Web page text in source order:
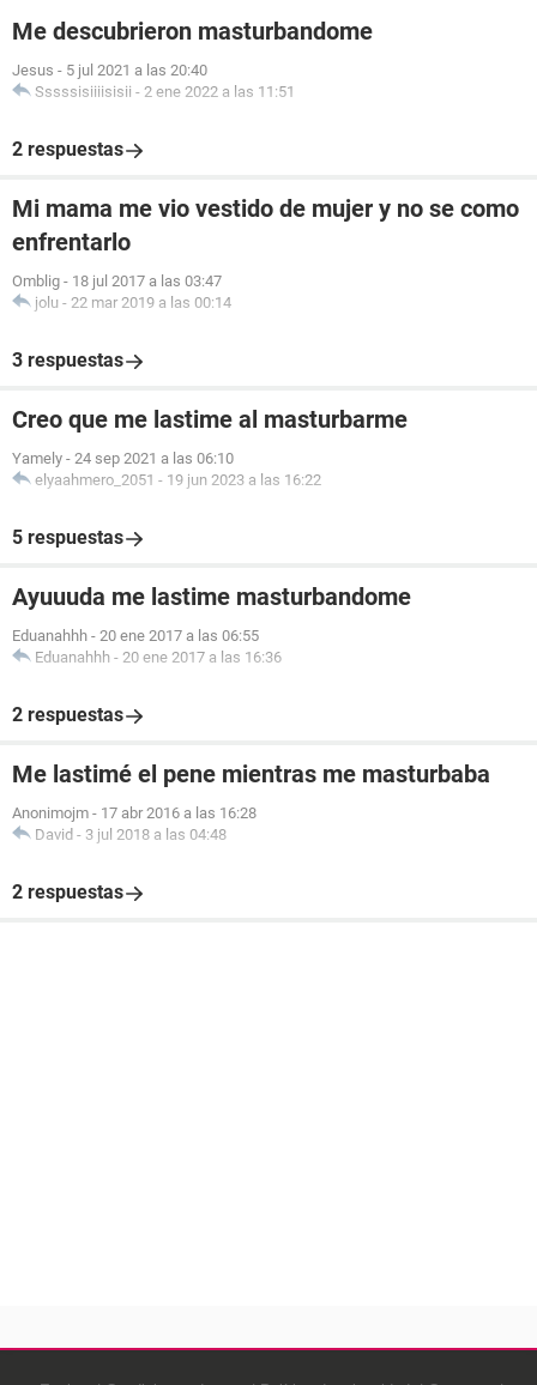
Me descubrieron masturbandome
Jesus - 5 jul 2021 a las 20:40
Sssssisiiiisisii - 2 ene 2022 a las 11:51
2 respuestas
Mi mama me vio vestido de mujer y no se como
enfrentarlo
Omblig - 18 jul 2017 a las 03:47
jolu - 22 mar 2019 a las 00:14
3 respuestas
Creo que me lastime al masturbarme
Yamely - 24 sep 2021 a las 06:10
elyaahmero_2051 - 19 jun 2023 a las 16:22
5 respuestas
Ayuuuda me lastime masturbandome
Eduanahhh - 20 ene 2017 a las 06:55
Eduanahhh - 20 ene 2017 a las 16:36
2 respuestas
Me lastimé el pene mientras me masturbaba
Anonimojm - 17 abr 2016 a las 16:28
David - 3 jul 2018 a las 04:48
2 respuestas